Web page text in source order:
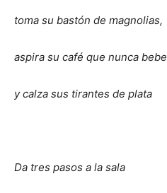
toma su bastón de magnolias,
aspira su café que nunca bebe
y calza sus tirantes de plata
Da tres pasos a la sala